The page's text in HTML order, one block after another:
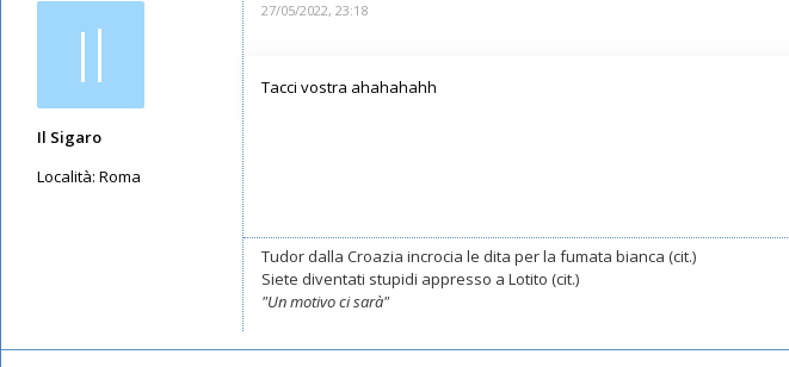
Il
Il Sigaro
Località: Roma
27/05/2022, 23:18
Tacci vostra ahahahahh
Tudor dalla Croazia incrocia le dita per la fumata bianca (cit.)
Siete diventati stupidi appresso a Lotito (cit.)
"Un motivo ci sarà"